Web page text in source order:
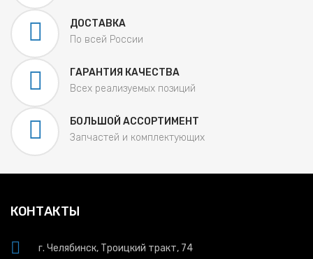
ДОСТАВКА
По всей России
ГАРАНТИЯ КАЧЕСТВА
Всех реализуемых позиций
БОЛЬШОЙ АССОРТИМЕНТ
Запчастей и комплектующих
КОНТАКТЫ
г. Челябинск, Троицкий тракт, 74